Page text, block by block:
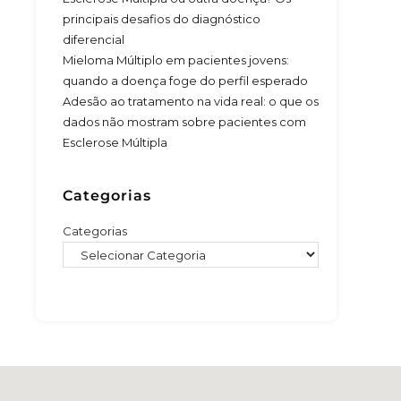
principais desafios do diagnóstico
diferencial
Mieloma Múltiplo em pacientes jovens:
quando a doença foge do perfil esperado
Adesão ao tratamento na vida real: o que os
dados não mostram sobre pacientes com
Esclerose Múltipla
Categorias
Categorias